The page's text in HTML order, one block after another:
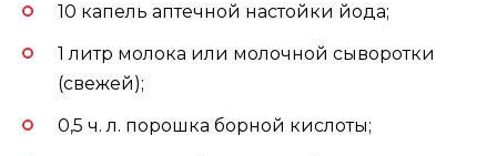
10 капель аптечной настойки йода;
1 литр молока или молочной сыворотки
(свежей);
0,5 ч. л. порошка борной кислоты;